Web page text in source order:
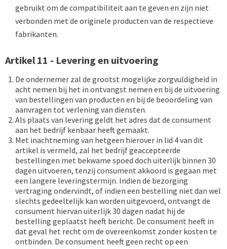
gebruikt om de compatibiliteit aan te geven en zijn niet
verbonden met de originele producten van de respectieve
fabrikanten.
Artikel 11 - Levering en uitvoering
De ondernemer zal de grootst mogelijke zorgvuldigheid in
acht nemen bij het in ontvangst nemen en bij de uitvoering
van bestellingen van producten en bij de beoordeling van
aanvragen tot verlening van diensten.
Als plaats van levering geldt het adres dat de consument
aan het bedrijf kenbaar heeft gemaakt.
Met inachtneming van hetgeen hierover in lid 4 van dit
artikel is vermeld, zal het bedrijf geaccepteerde
bestellingen met bekwame spoed doch uiterlijk binnen 30
dagen uitvoeren, tenzij consument akkoord is gegaan met
een langere leveringstermijn. Indien de bezorging
vertraging ondervindt, of indien een bestelling niet dan wel
slechts gedeeltelijk kan worden uitgevoerd, ontvangt de
consument hiervan uiterlijk 30 dagen nadat hij de
bestelling geplaatst heeft bericht. De consument heeft in
dat geval het recht om de overeenkomst zonder kosten te
ontbinden. De consument heeft geen recht op een